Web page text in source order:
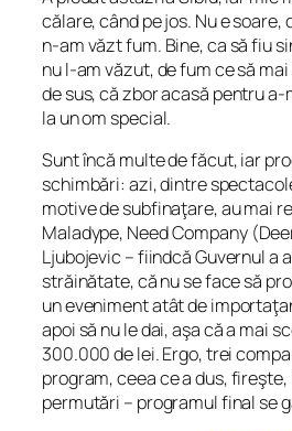
călare, când pe jos. Nu e soare,
n-am văzt fum. Bine, ca să fiu
nu l-am văzut, de fum ce să
de sus, că zbor acasă pentru a-
la un om special.
Sunt încă multe de făcut, iar
schimbări: azi, dintre
motive de subfinaţare, au mai
Maladype, Need Company
Ljubojevic – fiindcă Guvernul a
străinătate, că nu se face să
un eveniment atât de
apoi să nu le dai, aşa că a mai
300.000 de lei. Ergo, trei
program, ceea ce a dus,
permutări – programul final se